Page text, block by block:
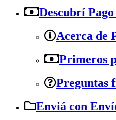
Descubrí
Acerca de
Primeros
Preguntas
Enviá con